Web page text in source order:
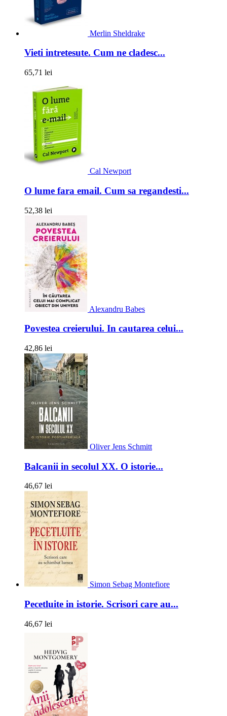
Merlin Sheldrake
Vieti intretesute. Cum ne cladesc...
65,71 lei
Cal Newport
O lume fara email. Cum sa regandesti...
52,38 lei
Alexandru Babes
Povestea creierului. In cautarea celui...
42,86 lei
Oliver Jens Schmitt
Balcanii in secolul XX. O istorie...
46,67 lei
Simon Sebag Montefiore
Pecetluite in istorie. Scrisori care au...
46,67 lei